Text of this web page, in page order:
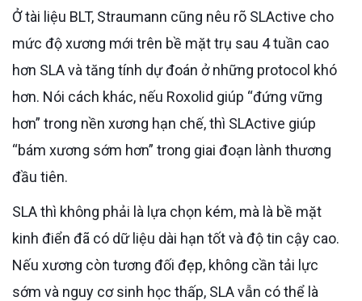
Ở tài liệu BLT, Straumann cũng nêu rõ SLActive cho
mức độ xương mới trên bề mặt trụ sau 4 tuần cao
hơn SLA và tăng tính dự đoán ở những protocol khó
hơn. Nói cách khác, nếu Roxolid giúp “đứng vững
hơn” trong nền xương hạn chế, thì SLActive giúp
“bám xương sớm hơn” trong giai đoạn lành thương
đầu tiên.
SLA thì không phải là lựa chọn kém, mà là bề mặt
kinh điển đã có dữ liệu dài hạn tốt và độ tin cậy cao.
Nếu xương còn tương đối đẹp, không cần tải lực
sớm và nguy cơ sinh học thấp, SLA vẫn có thể là